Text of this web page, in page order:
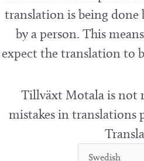
translation is being done
by a person. This
expect the translation to
Tillväxt Motala is not
mistakes in translations